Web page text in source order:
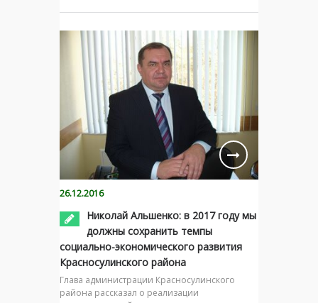
26.12.2016
Николай Альшенко: в 2017 году мы
должны сохранить темпы
социально-экономического развития
Красносулинского района
Глава администрации Красносулинского
района рассказал о реализации